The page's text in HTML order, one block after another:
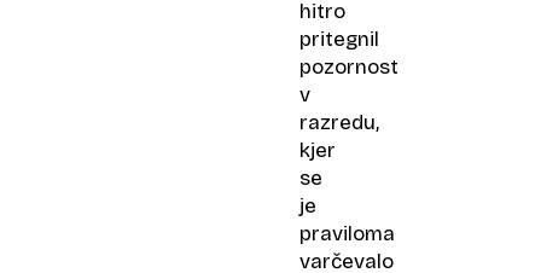
hitro
pritegnil
pozornost
v
razredu,
kjer
se
je
praviloma
varčevalo